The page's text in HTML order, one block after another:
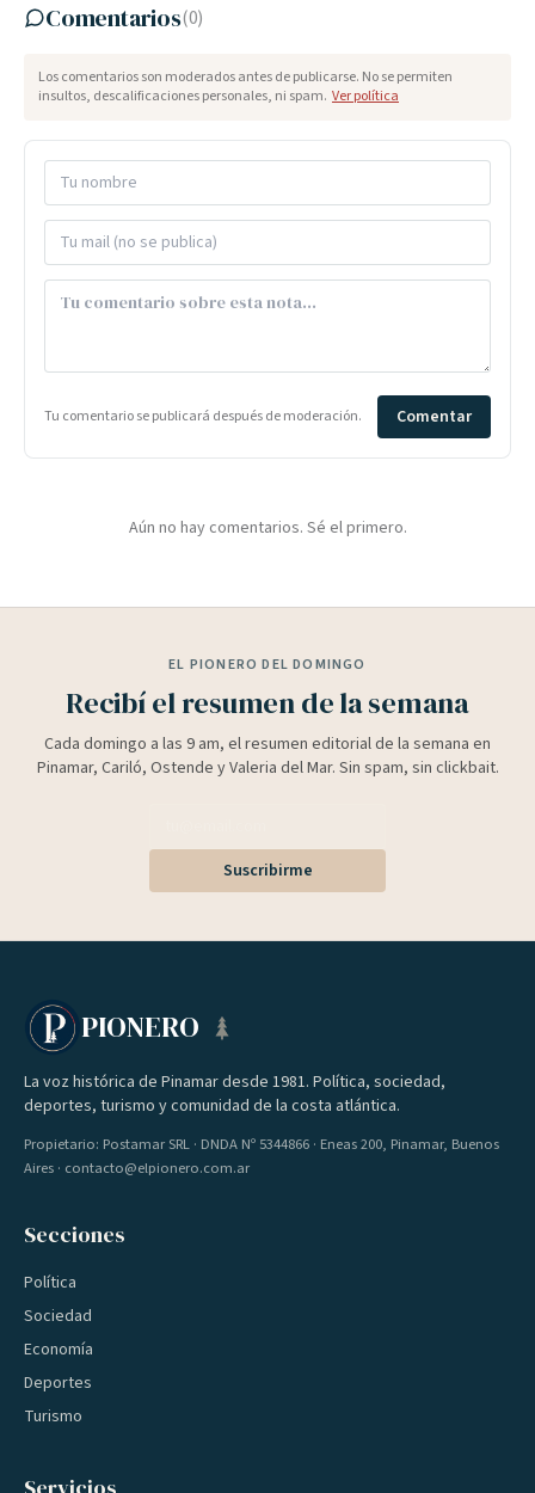
Comentarios(0)
Los comentarios son moderados antes de publicarse. No se permiten
insultos, descalificaciones personales, ni spam. Ver política
Tu comentario se publicará después de moderación. Comentar
Aún no hay comentarios. Sé el primero.
EL PIONERO DEL DOMINGO
Recibí el resumen de la semana
Cada domingo a las 9 am, el resumen editorial de la semana en
Pinamar, Cariló, Ostende y Valeria del Mar. Sin spam, sin clickbait.
Suscribirme
PIONERO
La voz histórica de Pinamar desde 1981. Política, sociedad,
deportes, turismo y comunidad de la costa atlántica.
Propietario: Postamar SRL · DNDA Nº 5344866 · Eneas 200, Pinamar, Buenos
Aires · contacto@elpionero.com.ar
Secciones
Política
Sociedad
Economía
Deportes
Turismo